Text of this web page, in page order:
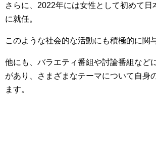
さらに、2022年には女性として初めて日
に就任。
このような社会的な活動にも積極的に関
他にも、バラエティ番組や討論番組など
があり、さまざまなテーマについて自身
ます。